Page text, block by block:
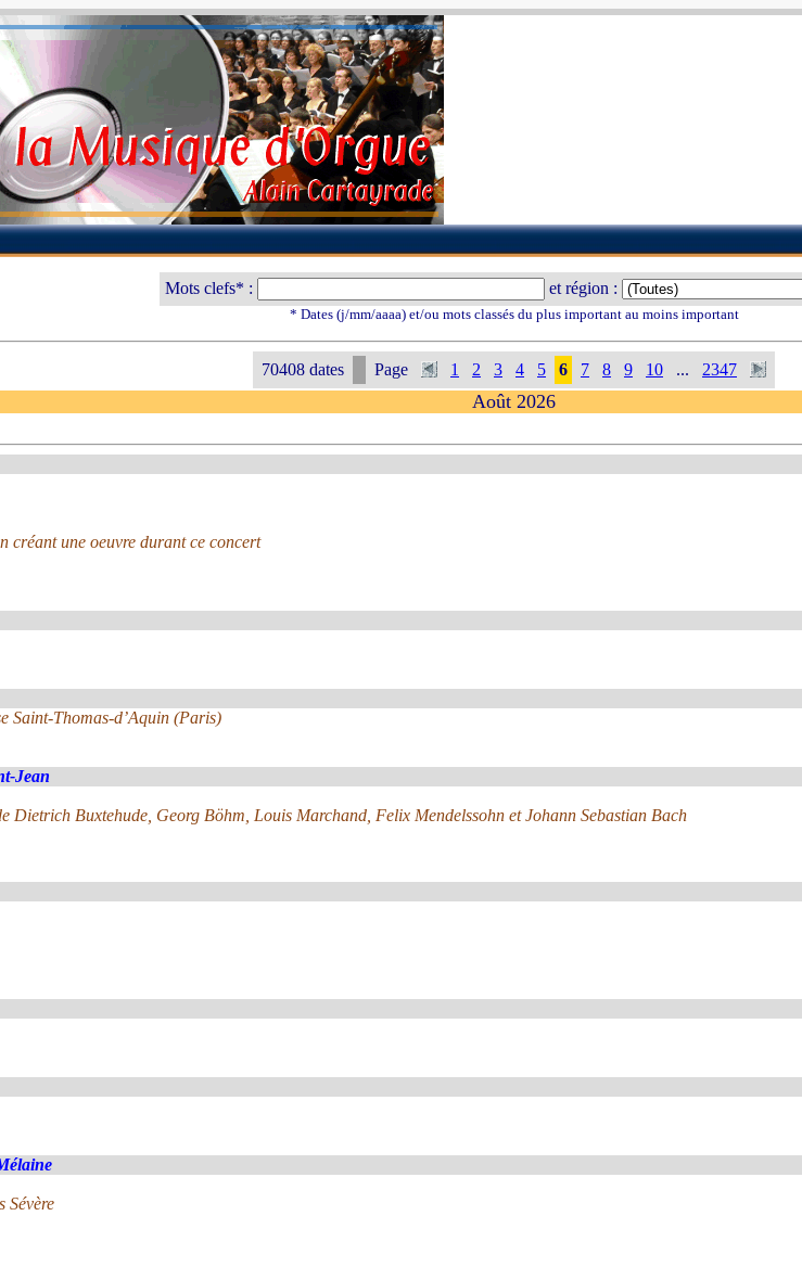
Mots clefs* : et région :
* Dates (j/mm/aaaa) et/ou mots classés du plus important au moins important
70408 dates Page 1 2 3 4 5 6 7 8 9 10 ... 2347
Août 2026
créant une oeuvre durant ce concert
Saint-Thomas-d’Aquin (Paris)
Jean
Dietrich Buxtehude, Georg Böhm, Louis Marchand, Felix Mendelssohn et Johann Sebastian Bach
Sévère